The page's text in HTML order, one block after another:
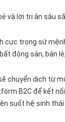
và lời tri ân sâu
cực trong sứ
động sản, bán
chuyển dịch từ
B2C để kết
suốt hệ sinh thái